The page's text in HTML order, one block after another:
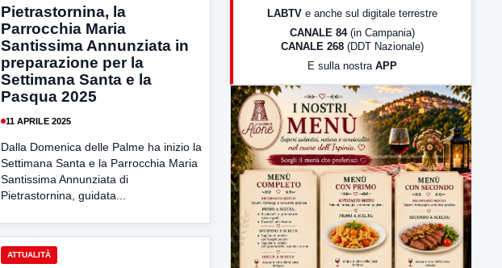
Pietrastornina, la
Parrocchia Maria
Santissima Annunziata in
preparazione per la
Settimana Santa e la
Pasqua 2025
11 APRILE 2025
Dalla Domenica delle Palme ha inizio la
Settimana Santa e la Parrocchia Maria
Santissima Annunziata di
Pietrastornina, guidata...
ATTUALITÀ
LabNews (Diretta)
23:00 LabNews (replica)
LABTV e anche sul digitale terrestre
CANALE 84 (in Campania)
CANALE 268 (DDT Nazionale)
E sulla nostra APP